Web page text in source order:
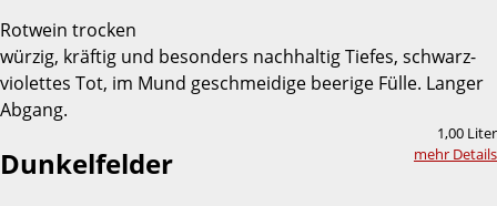
Rotwein trocken
würzig, kräftig und besonders nachhaltig Tiefes, schwarz-
violettes Tot, im Mund geschmeidige beerige Fülle. Langer
Abgang.
1,00 Liter
mehr Details
Dunkelfelder